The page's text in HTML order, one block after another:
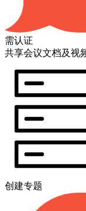
需认证
共享会议文档及视
创建专题